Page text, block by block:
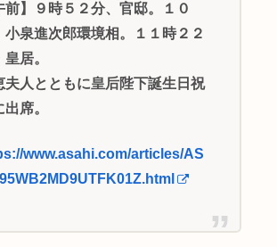
前】９時５２分、官邸。１０
小泉進次郎環境相。１１時２２
居。
夫人とともに皇后陛下誕生日祝
席。
www.asahi.com/articles/AS